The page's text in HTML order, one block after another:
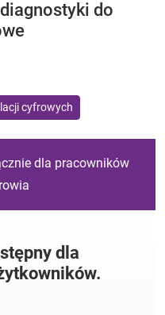
do
cyfrowych
dla pracowników
dla